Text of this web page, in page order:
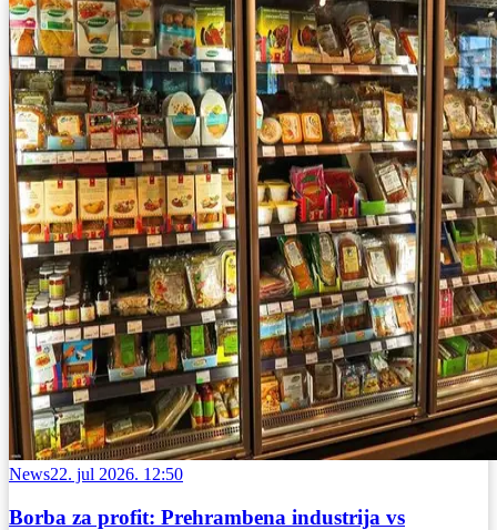
News22. jul 2026. 12:50
Borba za profit: Prehrambena industrija vs